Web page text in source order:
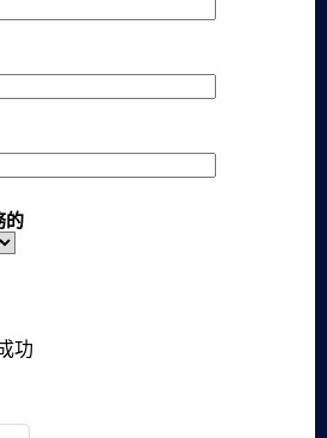
的
功